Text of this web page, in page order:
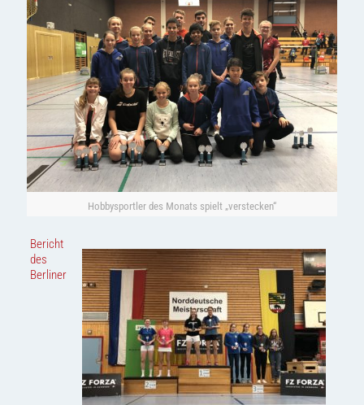
Hobbysportler des Monats spielt „verstecken“
Bericht
des
Berliner